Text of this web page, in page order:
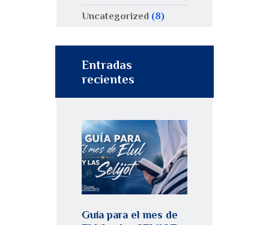
Uncategorized (8)
Entradas
recientes
Guía para el mes de